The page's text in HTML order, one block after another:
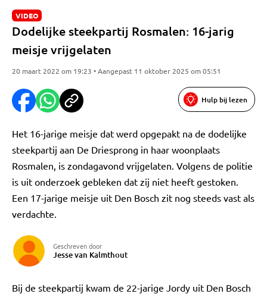
VIDEO
Dodelijke steekpartij Rosmalen: 16-jarig
meisje vrijgelaten
20 maart 2022 om 19:23 • Aangepast 11 oktober 2025 om 05:51
Hulp bij lezen
Het 16-jarige meisje dat werd opgepakt na de dodelijke
steekpartij aan De Driesprong in haar woonplaats
Rosmalen, is zondagavond vrijgelaten. Volgens de politie
is uit onderzoek gebleken dat zij niet heeft gestoken.
Een 17-jarige meisje uit Den Bosch zit nog steeds vast als
verdachte.
Geschreven door
Jesse van Kalmthout
Bij de steekpartij kwam de 22-jarige Jordy uit Den Bosch